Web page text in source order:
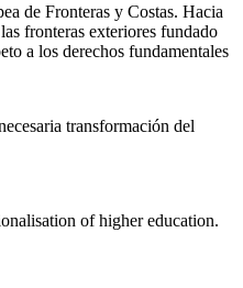
de Fronteras y Costas. Hacia
fronteras exteriores fundado
a los derechos fundamentales
transformación del
of higher education.